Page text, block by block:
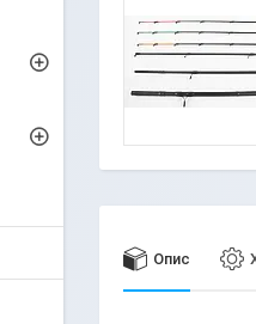
Опис